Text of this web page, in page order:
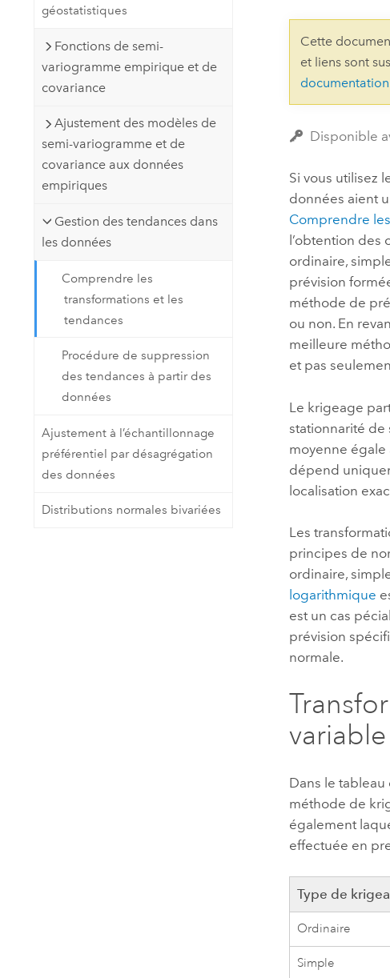
Créer des applications de
cartographie et d’analyse spatiale
Tous les produits
géostatistiques
Fonctions de semi-
variogramme empirique et de
covariance
Ajustement des modèles de
semi-variogramme et de
covariance aux données
empiriques
Gestion des tendances dans
les données
Comprendre les
transformations et les
tendances
Procédure de suppression
des tendances à partir des
données
Ajustement à l’échantillonnage
préférentiel par désagrégation
des données
Distributions normales bivariées
Cette
et liens sont
documentation
Disponible
Si vous utilisez
données aient
Comprendre
l’obtention
ordinaire,
prévision
méthode de
ou non. En
meilleure
et pas
Le krigeage
stationnarité
moyenne égale
dépend
localisation
Les
principes de
ordinaire,
logarithmique
est un cas
prévision
normale.
Dans le
méthode de
également
effectuée en
Type de
Ordinaire
Simple